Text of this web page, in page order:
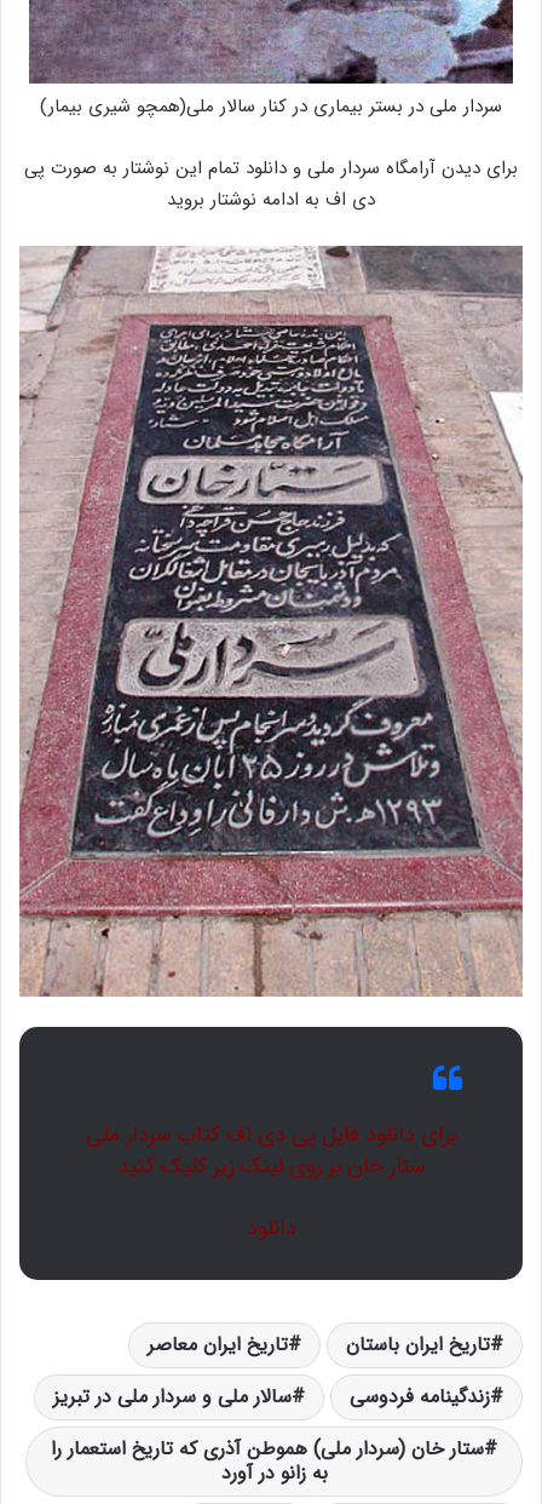
سردار ملی در بستر بیماری در کنار سالار ملی(همچو شیری بیمار)
برای دیدن آرامگاه سردار ملی و دانلود تمام این نوشتار به صورت پی
دی اف به ادامه نوشتار بروید
برای دانلود فایل پی دی اف کتاب سردار ملی
ستار خان بر روی لینک زیر کلیک کنید
دانلود
تاریخ ایران باستان
تاریخ ایران معاصر
زندگینامه فردوسی
سالار ملی و سردار ملی در تبریز
ستار خان (سردار ملی) هموطن آذری که تاریخ استعمار را
به زانو در آورد